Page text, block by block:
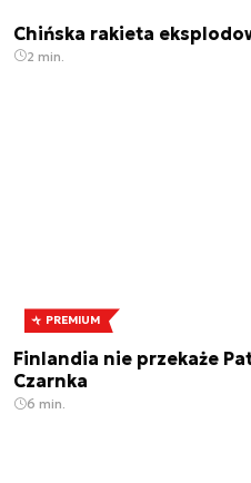
Chińska rakieta
2 min.
PREMIUM
Finlandia nie przekaże
Czarnka
6 min.